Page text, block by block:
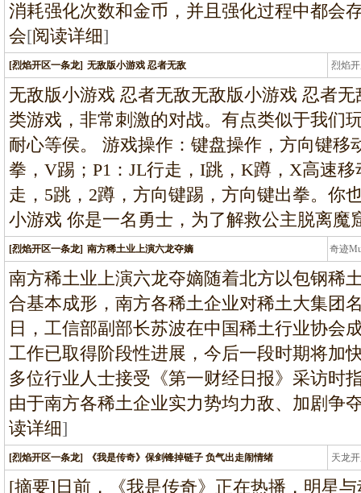
消耗强化次数和金币，并且强化过程中都会
会[阅读详细]
[烈焰开区一条龙] 无敌版小游戏 忍者无敌 烈焰
龙
无敌版小游戏 忍者无敌无敌版小游戏 忍者
类游戏，非常刺激的对战。有点类似于我们
耐心等侯。 游戏操作：键盘操作，方向键移
拳，V踢；P1：JL行走，I跳，K蹲，X高速
走，5跳，2蹲，方向键踢，方向键出拳。你
小游戏 你是一名勇士，为了解救公主脱离魔
[烈焰开区一条龙] 南方稀土业上演六龙夺嫡 奇迹
条
南方稀土业上演六龙夺嫡随着北方以包钢稀
合基本成形，南方各稀土企业对稀土大集团
日，工信部副部长苏波在中国稀土行业协会
工作已取得阶段性进展，今后一段时期将加
多位行业人士接受《第一财经日报》采访时
由于南方各稀土企业实力势均力敌、加剧争
读详细]
[烈焰开区一条龙] 《我是传奇》保剑锋掉链子 负气出走闹情绪 天龙
龙
[摘要]日前，《我是传奇》正在热播，明星